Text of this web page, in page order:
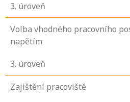
3. úroveň
Volba vhodného pracovního
napětím
3. úroveň
Zajištění pracoviště